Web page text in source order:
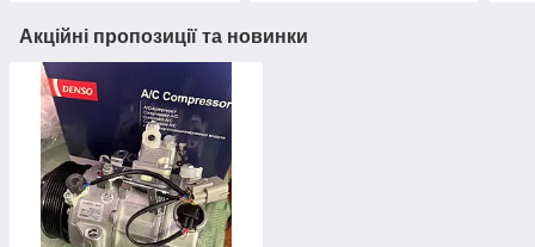
Акційні пропозиції та новинки